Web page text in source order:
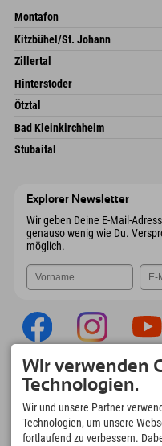
Montafon
Dorfstr. 127b
6793 Gaschurn/Montafon
Österreich
Kitzbühel/St. Johann
Speckbacherstraße 87
Österreich
Zillertal
Schmiedau 2
6272 Kaltenbach im Zillertal
Österreich
Hinterstoder
Freizeitpark 10
Österreich
Ötztal
Gscheat 14
6441 Umhausen
Österreich
Bad Kleinkirchheim
Dorfstraße 24
Stubaital
Explorer Newsletter
Wir geben Deine E-Mail-
genauso wenig wie Du.
möglich.
Explorer App
Upload Deiner
Explorer To Go mit
Bucketlist,
downloaden!
Wir verwenden
Technologien.
Wir und unsere Partner
Technologien, um unsere
fortlaufend zu verbessern.